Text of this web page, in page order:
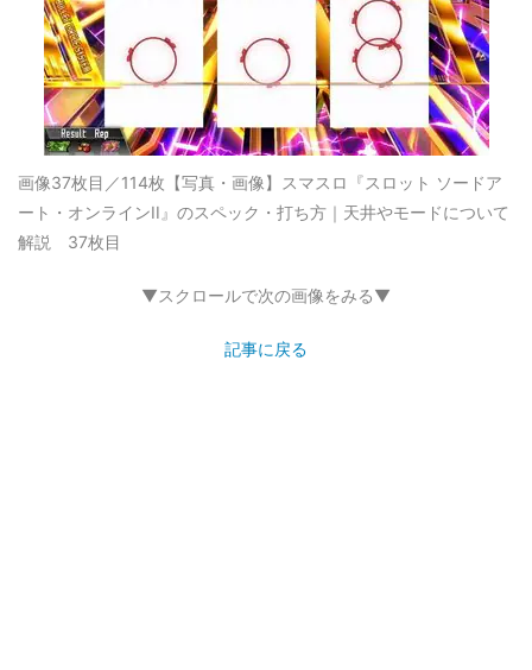
画像37枚目／114枚 【写真・画像】スマスロ『スロット ソードア
ート・オンラインII』のスペック・打ち方｜天井やモードについて
解説 37枚目
▼スクロールで次の画像をみる▼
記事に戻る